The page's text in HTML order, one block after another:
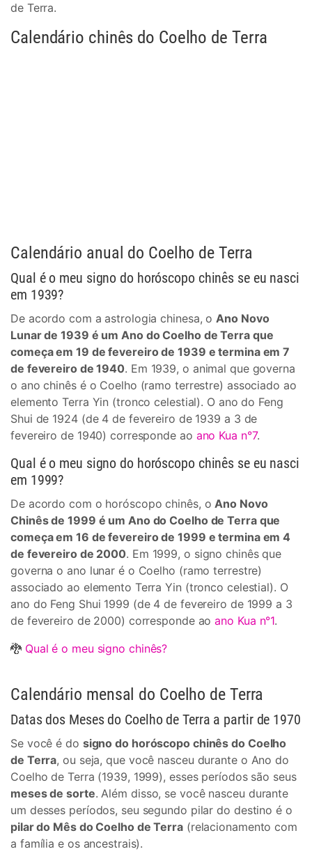
de Terra.
Calendário chinês do Coelho de Terra
Calendário anual do Coelho de Terra
Qual é o meu signo do horóscopo chinês se eu nasci
em 1939?
De acordo com a astrologia chinesa, oAno Novo
Lunar de 1939 é um Ano do Coelho de Terra que
começa em 19 de fevereiro de 1939 e termina em 7
de fevereiro de 1940. Em 1939, o animal que governa
o ano chinês é o Coelho (ramo terrestre) associado ao
elemento Terra Yin (tronco celestial). O ano do Feng
Shui de 1924 (de 4 de fevereiro de 1939 a 3 de
fevereiro de 1940) corresponde ao ano Kua n°7.
Qual é o meu signo do horóscopo chinês se eu nasci
em 1999?
De acordo com o horóscopo chinês, oAno Novo
Chinês de 1999 é um Ano do Coelho de Terra que
começa em 16 de fevereiro de 1999 e termina em 4
de fevereiro de 2000. Em 1999, o signo chinês que
governa o ano lunar é o Coelho (ramo terrestre)
associado ao elemento Terra Yin (tronco celestial). O
ano do Feng Shui 1999 (de 4 de fevereiro de 1999 a 3
de fevereiro de 2000) corresponde aoano Kua n°1.
🐉 Qual é o meu signo chinês?
Calendário mensal do Coelho de Terra
Datas dos Meses do Coelho de Terra a partir de 1970
Se você é do signo do horóscopo chinês do Coelho
de Terra, ou seja, que você nasceu durante o Ano do
Coelho de Terra (1939, 1999), esses períodos são seus
meses de sorte. Além disso, se você nasceu durante
um desses períodos, seu segundo pilar do destino é o
pilar do Mês do Coelho de Terra(relacionamento com
a família e os ancestrais).